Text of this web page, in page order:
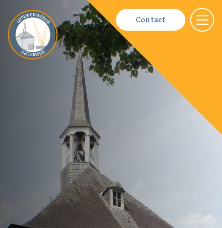
Contact